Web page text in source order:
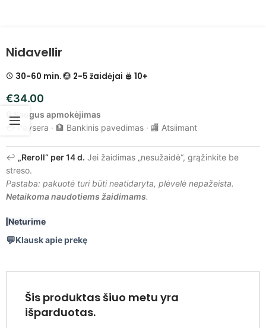
Nidavellir
30-60 min. 2-5 žaidėjai 10+
€34.00
🔒Saugus apmokėjimas
💳 Paysera · 🏦 Bankinis pavedimas · 🏬 Atsiimant
↩️ „Reroll“ per 14 d. Jei žaidimas „nesužaidė“, grąžinkite be
streso.
Pastaba: pakuotė turi būti neatidaryta, plėvelė nepažeista.
Netaikoma naudotiems žaidimams.
Neturime
Klausk apie prekę
Šis produktas šiuo metu yra
išparduotas.